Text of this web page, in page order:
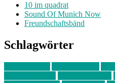
10 im quadrat
Sound Of Munich Now
Freundschaftsbänd
Schlagwörter